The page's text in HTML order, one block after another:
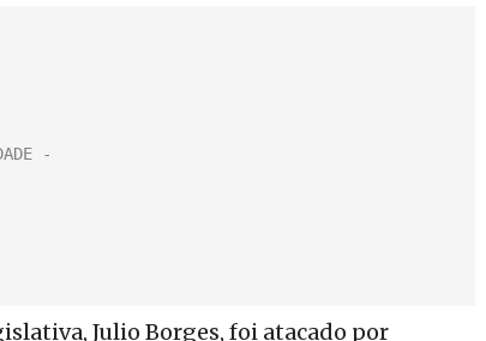
Julio Borges, foi atacado por